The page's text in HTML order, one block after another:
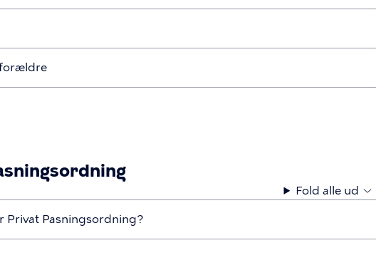
Fold alle ud
Privat Pasningsordning?